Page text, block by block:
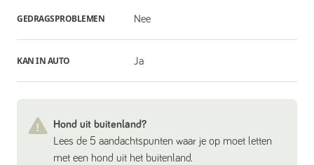
GEDRAGSPROBLEMEN Nee
KAN IN AUTO Ja
Hond uit buitenland?
Lees de 5 aandachtspunten waar je op moet letten
met een hond uit het buitenland.